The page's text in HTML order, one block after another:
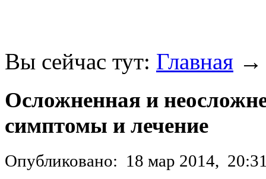
Вы сейчас тут: Главная
Осложненная и
симптомы и лечение
Опубликовано: 18 мар 2014,